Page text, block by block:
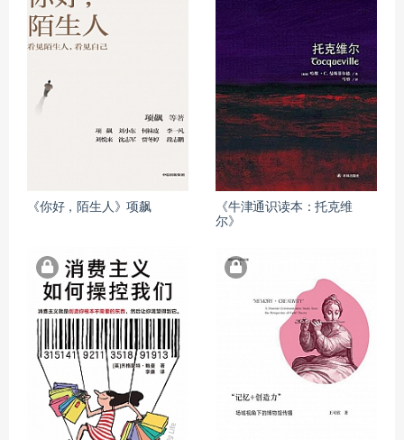
《你好，陌生人》项飙
《牛津通识读本：托克维
尔》